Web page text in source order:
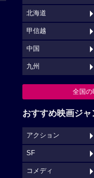
北海道
甲信越
中国
九州
全国の
おすすめ映画ジャ
アクション
SF
コメディ